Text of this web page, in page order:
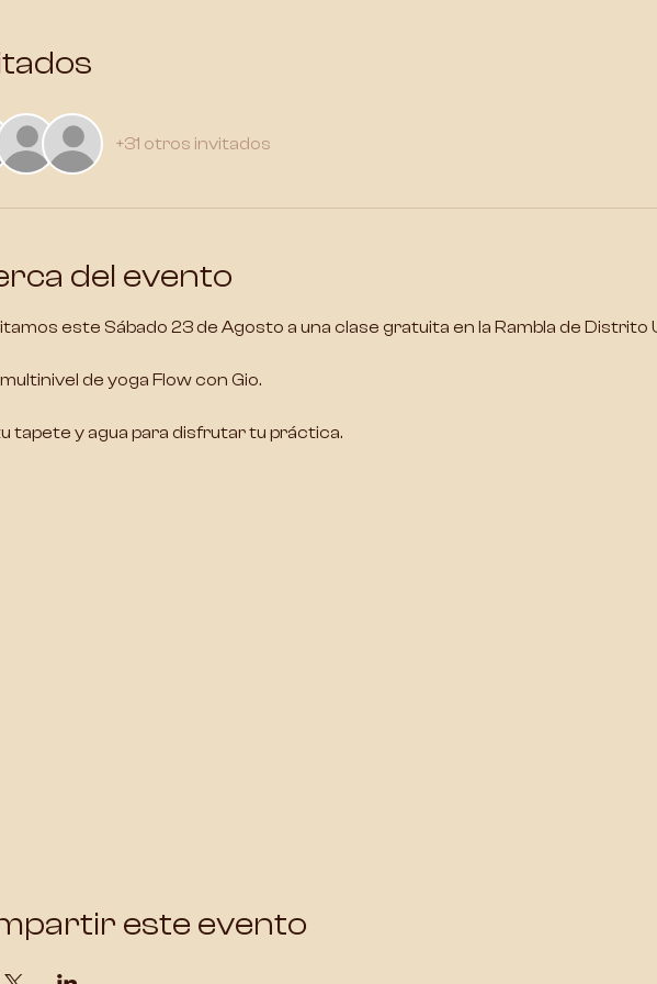
+31 otros invitados
del evento
este Sábado 23 de Agosto a una clase gratuita en la Rambla de Distrito
de yoga Flow con Gio.
tapete y agua para disfrutar tu práctica.
este evento